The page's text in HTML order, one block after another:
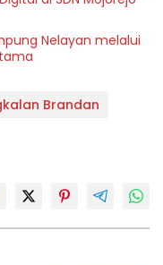
Nelayan melalui
Brandan